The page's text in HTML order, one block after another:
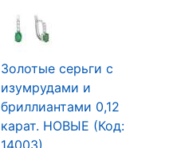
Золотые серьги с
изумрудами и
бриллиантами 0,12
карат. НОВЫЕ (Код:
14003)